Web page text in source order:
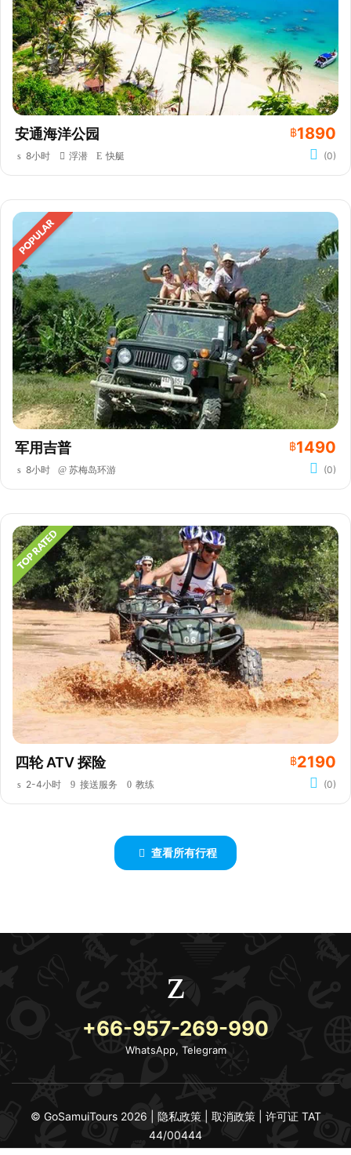
安通海洋公园 ฿1890
8小时 浮潜 快艇 (0)
军用吉普 ฿1490
8小时 苏梅岛环游 (0)
四轮 ATV 探险 ฿2190
2-4小时 接送服务 教练 (0)
查看所有行程
+66-957-269-990
WhatsApp, Telegram
© GoSamuiTours 2026 | 隐私政策| 取消政策| 许可证 TAT
44/00444